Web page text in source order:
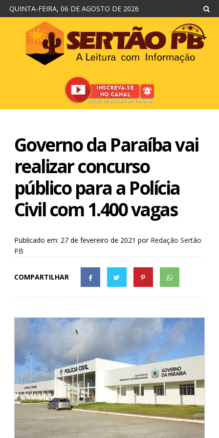
QUINTA-FEIRA, 06 DE AGOSTO DE 2026
Governo da Paraíba vai
realizar concurso
público para a Polícia
Civil com 1.400 vagas
Publicado em: 27 de fevereiro de 2021 por Redação Sertão
PB
COMPARTILHAR